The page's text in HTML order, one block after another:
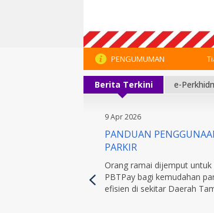
PENGUMUMAN
Berita Terkini e-
9 Apr 2026
PANDUAN
PARKIR
Orang ramai dijemput untuk
PBTPay bagi kemudahan
efisien di sekitar Daerah